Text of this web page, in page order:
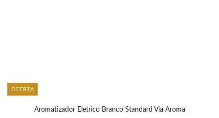
OFERTA
Aromatizador Eletrico Branco Standard Via Aroma